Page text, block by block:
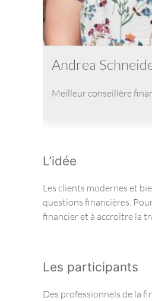
Andrea
Meilleur conseillère
L’idée
Les clients modernes et
questions financières.
financier et à accroître la
Les participants
Des professionnels de la